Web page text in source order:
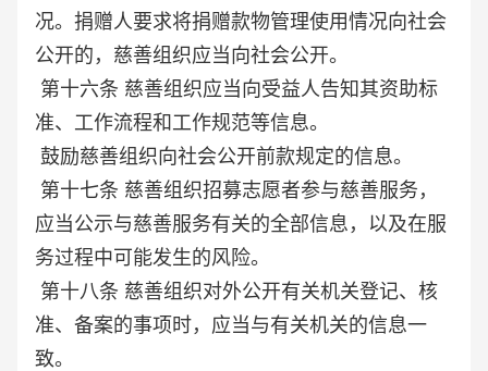
况。捐赠人要求将捐赠款物管理使用情况向社会
公开的，慈善组织应当向社会公开。
第十六条 慈善组织应当向受益人告知其资助标
准、工作流程和工作规范等信息。
鼓励慈善组织向社会公开前款规定的信息。
第十七条 慈善组织招募志愿者参与慈善服务，
应当公示与慈善服务有关的全部信息，以及在服
务过程中可能发生的风险。
第十八条 慈善组织对外公开有关机关登记、核
准、备案的事项时，应当与有关机关的信息一
致。